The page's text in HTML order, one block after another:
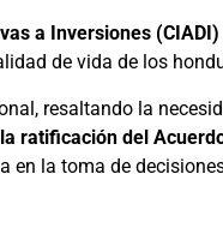
a Inversiones (CIADI)
de vida de los
resaltando la
ratificación del
en la toma de